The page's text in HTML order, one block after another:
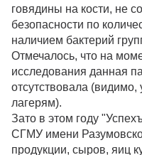
говядины на кости, не
безопасности по
наличием бактерий
Отмечалось, что на
исследования данная
отсутствовала (видимо,
лагерям).
Зато в этом году
СГМУ имени
продукции, сыров, яиц